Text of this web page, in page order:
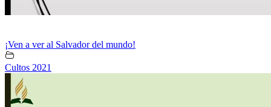
¡Ven a ver al Salvador del mundo!
Cultos 2021